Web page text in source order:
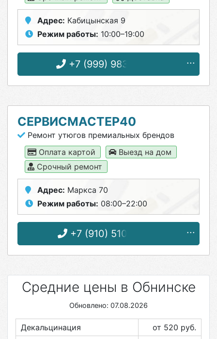
Адрес: Кабицынская 9
Режим работы: 10:00–19:00
+7 (999) 983-73-53
СЕРВИСМАСТЕР40
Ремонт утюгов премиальных брендов
Оплата картой
Выезд на дом
Срочный ремонт
Адрес: Маркса 70
Режим работы: 08:00–22:00
+7 (910) 510-29-04
Средние цены в Обнинске
Обновлено: 07.08.2026
Декальцинация от 520 руб.